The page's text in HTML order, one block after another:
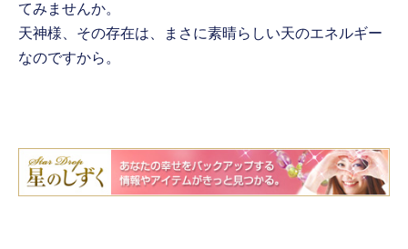
てみませんか。
天神様、その存在は、まさに素晴らしい天のエネルギー
なのですから。